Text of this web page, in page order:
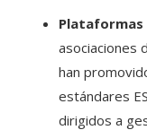
Plataformas
asociaciones
han
estándares
dirigidos a